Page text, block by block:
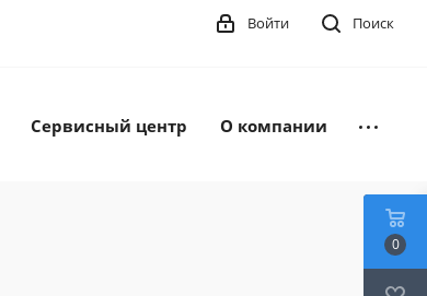
Поиск
Войти
Сервисный центр О компании
0